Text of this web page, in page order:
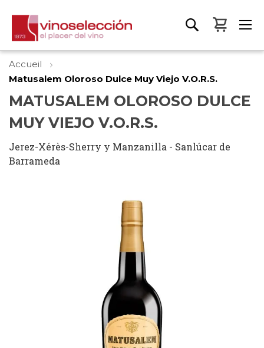
Mon
Accueil
Matusalem Oloroso Dulce Muy Viejo V.O.R.S.
MATUSALEM OLOROSO DULCE
MUY VIEJO V.O.R.S.
Jerez-Xérès-Sherry y Manzanilla - Sanlúcar de
Barrameda